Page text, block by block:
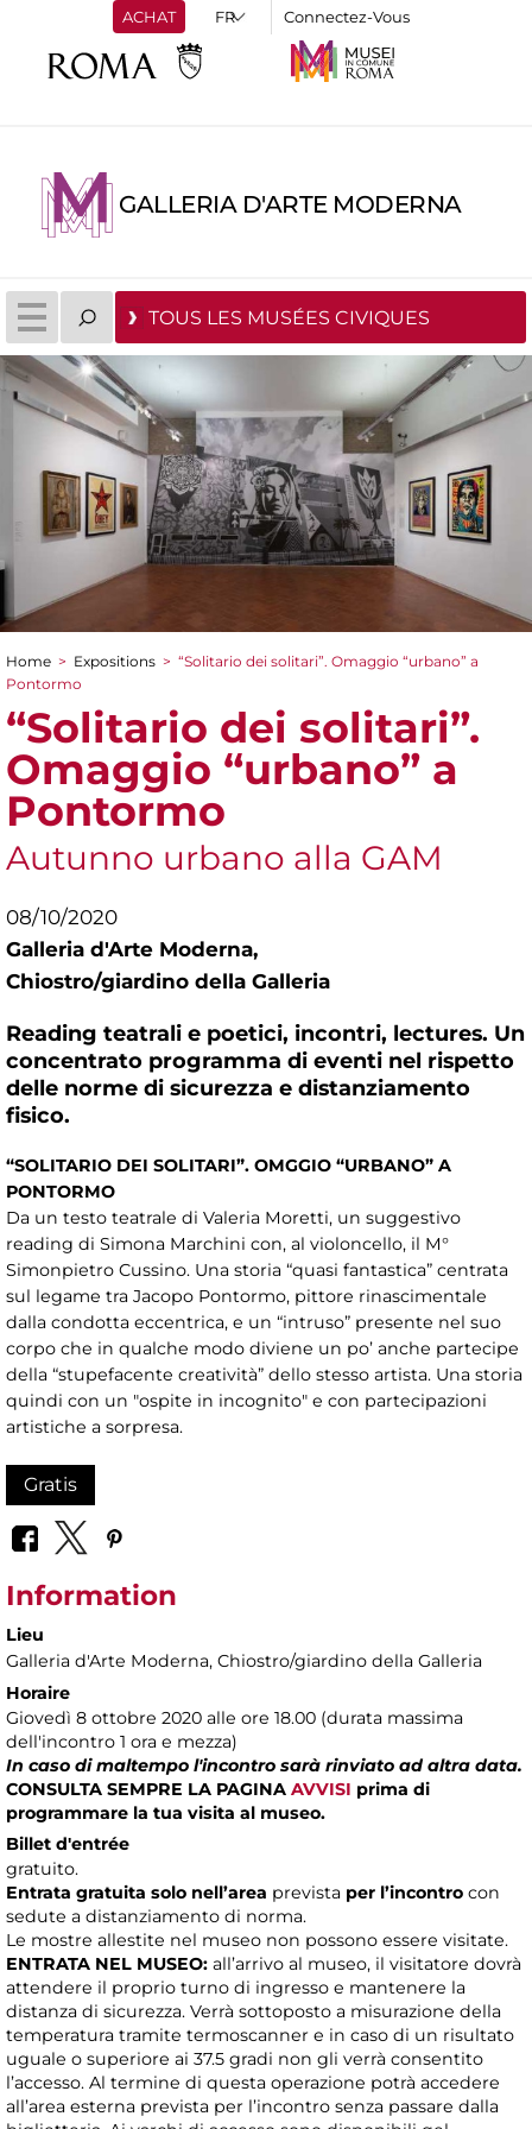
ACHAT Connectez-Vous
GALLERIA D'ARTE MODERNA
TOUS LES MUSÉES CIVIQUES
You are here
Home > Expositions > “Solitario dei solitari”. Omaggio “urbano” a
Pontormo
“Solitario dei solitari”.
Omaggio “urbano” a
Pontormo
Autunno urbano alla GAM
08/10/2020
Galleria d'Arte Moderna,
Chiostro/giardino della Galleria
Reading teatrali e poetici, incontri, lectures. Un
concentrato programma di eventi nel rispetto
delle norme di sicurezza e distanziamento
fisico.
“SOLITARIO DEI SOLITARI”. OMGGIO “URBANO” A
PONTORMO
Da un testo teatrale di Valeria Moretti, un suggestivo
reading di Simona Marchini con, al violoncello, il M°
Simonpietro Cussino. Una storia “quasi fantastica” centrata
sul legame tra Jacopo Pontormo, pittore rinascimentale
dalla condotta eccentrica, e un “intruso” presente nel suo
corpo che in qualche modo diviene un po’ anche partecipe
della “stupefacente creatività” dello stesso artista. Una storia
quindi con un "ospite in incognito" e con partecipazioni
artistiche a sorpresa.
Gratis
Information
Lieu
Galleria d'Arte Moderna, Chiostro/giardino della Galleria
Horaire
Giovedì 8 ottobre 2020 alle ore 18.00 (durata massima
dell'incontro 1 ora e mezza)
In caso di maltempo l'incontro sarà rinviato ad altra data.
CONSULTA SEMPRE LA PAGINA AVVISI prima di
programmare la tua visita al museo.
Billet d'entrée
gratuito.
Entrata gratuita solo nell’area prevista per l’incontro con
sedute a distanziamento di norma.
Le mostre allestite nel museo non possono essere visitate.
ENTRATA NEL MUSEO: all’arrivo al museo, il visitatore dovrà
attendere il proprio turno di ingresso e mantenere la
distanza di sicurezza. Verrà sottoposto a misurazione della
temperatura tramite termoscanner e in caso di un risultato
uguale o superiore ai 37.5 gradi non gli verrà consentito
l’accesso. Al termine di questa operazione potrà accedere
all’area esterna prevista per l’incontro senza passare dalla